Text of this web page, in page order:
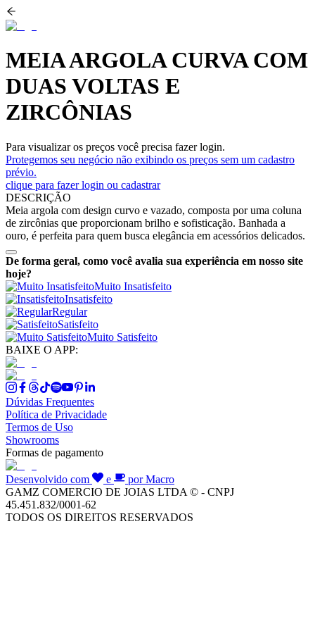
MEIA ARGOLA CURVA COM
DUAS VOLTAS E
ZIRCÔNIAS
Para visualizar os preços você precisa fazer login.
Protegemos seu negócio não exibindo os preços sem um cadastro
prévio.
clique para fazer login ou cadastrar
DESCRIÇÃO
Meia argola com design curvo e vazado, composta por uma coluna
de zircônias que proporcionam brilho e sofisticação. Banhada a
ouro, é perfeita para quem busca elegância em acessórios delicados.
De forma geral, como você avalia sua experiência em nosso site
hoje?
Muito Insatisfeito
Insatisfeito
Regular
Satisfeito
Muito Satisfeito
BAIXE O APP:
Dúvidas Frequentes
Política de Privacidade
Termos de Uso
Showrooms
Formas de pagamento
Desenvolvido com e
por Macro
GAMZ COMERCIO DE JOIAS LTDA © - CNPJ
45.451.832/0001-62
TODOS OS DIREITOS RESERVADOS